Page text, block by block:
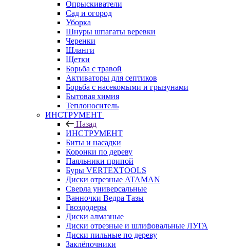
Опрыскиватели
Сад и огород
Уборка
Шнуры шпагаты веревки
Черенки
Шланги
Щетки
Борьба с травой
Активаторы для септиков
Борьба с насекомыми и грызунами
Бытовая химия
Теплоноситель
ИНСТРУМЕНТ
Назад
ИНСТРУМЕНТ
Биты и насадки
Коронки по дереву
Паяльники припой
Буры VERTEXTOOLS
Диски отрезные ATAMAN
Сверла универсальные
Ванночки Ведра Тазы
Гвоздодеры
Диски алмазные
Диски отрезные и шлифовальные ЛУГА
Диски пильные по дереву
Заклёпочники